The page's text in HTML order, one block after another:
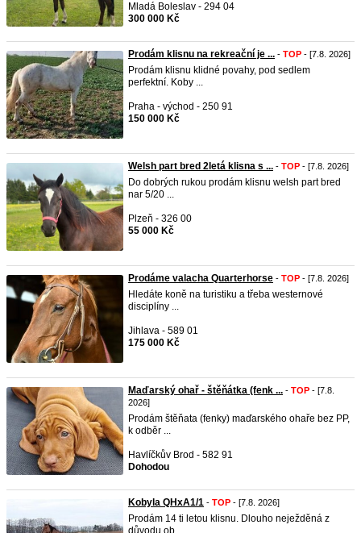
Mladá Boleslav - 294 04
300 000 Kč
Prodám klisnu na rekreační je ... - TOP - [7.8. 2026]
Prodám klisnu klidné povahy, pod sedlem
perfektní. Koby ...
Praha - východ - 250 91
150 000 Kč
Welsh part bred 2letá klisna s ... - TOP - [7.8. 2026]
Do dobrých rukou prodám klisnu welsh part bred
nar 5/20 ...
Plzeň - 326 00
55 000 Kč
Prodáme valacha Quarterhorse - TOP - [7.8. 2026]
Hledáte koně na turistiku a třeba westernové
disciplíny ...
Jihlava - 589 01
175 000 Kč
Maďarský ohař - štěňátka (fenk ... - TOP - [7.8.
2026]
Prodám štěňata (fenky) maďarského ohaře bez PP,
k odběr ...
Havlíčkův Brod - 582 91
Dohodou
Kobyla QHxA1/1 - TOP - [7.8. 2026]
Prodám 14 ti letou klisnu. Dlouho neježděná z
důvodu ob ...